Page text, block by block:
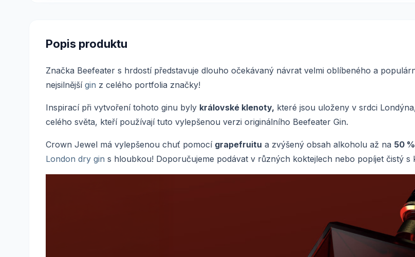
Popis produktu
Značka Beefeater s hrdostí představuje dlouho očekávaný návrat velmi oblíbeného a
nejsilnější gin z celého portfolia značky!
Inspirací při vytvoření tohoto ginu byly královské klenoty, které jsou uloženy v srdci
celého světa, kteří používají tuto vylepšenou verzi originálního Beefeater Gin.
Crown Jewel má vylepšenou chuť pomocí grapefruitu a zvýšený obsah alkoholu až na 50
London dry gin s hloubkou! Doporučujeme podávat v různých koktejlech nebo popíjet čistý s